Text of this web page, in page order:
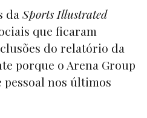
daSports Illustrated
que ficaram
do relatório da
porque o Arena Group
nos últimos